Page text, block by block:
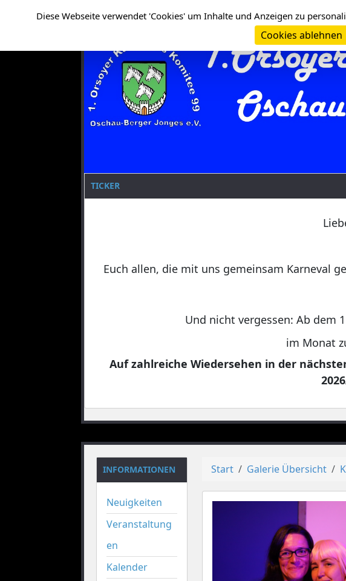
TICKER
Euch allen, die mit uns gemeinsam Karneval
Und nicht vergessen: Ab dem
im Monat
Auf zahlreiche Wiedersehen in der
INFORMATIONEN
Neuigkeiten
Veranstaltung
en
Kalender
Start Galerie Übersicht
Diese Webseite verwendet 'Cookies' um Inhalte und Anzeigen zu
Cookies ablehnen